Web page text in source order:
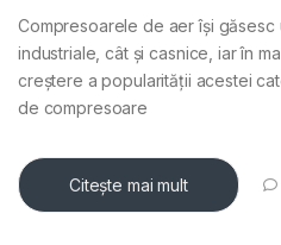
Compresoarele de aer își găsesc
industriale, cât și casnice, iar în
creștere a popularității acestei
de compresoare
Citește mai mult